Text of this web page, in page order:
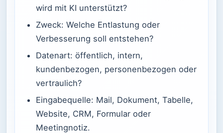
wird mit KI unterstützt?
Zweck: Welche Entlastung oder
Verbesserung soll entstehen?
Datenart: öffentlich, intern,
kundenbezogen, personenbezogen oder
vertraulich?
Eingabequelle: Mail, Dokument, Tabelle,
Website, CRM, Formular oder
Meetingnotiz.